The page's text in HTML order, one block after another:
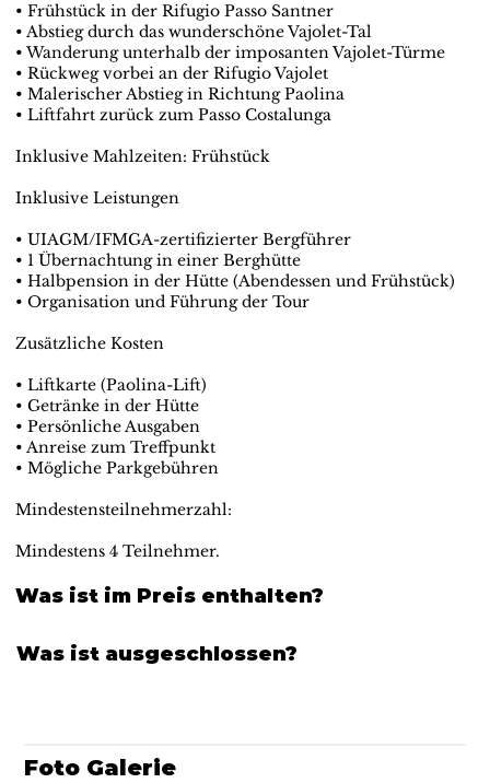
• Frühstück in der Rifugio Passo Santner
• Abstieg durch das wunderschöne Vajolet-Tal
• Wanderung unterhalb der imposanten Vajolet-Türme
• Rückweg vorbei an der Rifugio Vajolet
• Malerischer Abstieg in Richtung Paolina
• Liftfahrt zurück zum Passo Costalunga
Inklusive Mahlzeiten: Frühstück
Inklusive Leistungen
• UIAGM/IFMGA-zertifizierter Bergführer
• 1 Übernachtung in einer Berghütte
• Halbpension in der Hütte (Abendessen und Frühstück)
• Organisation und Führung der Tour
Zusätzliche Kosten
• Liftkarte (Paolina-Lift)
• Getränke in der Hütte
• Persönliche Ausgaben
• Anreise zum Treffpunkt
• Mögliche Parkgebühren
Mindestensteilnehmerzahl:
Mindestens 4 Teilnehmer.
Was ist im Preis enthalten?
Was ist ausgeschlossen?
Foto Galerie